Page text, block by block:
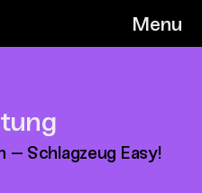
Menu
– Schlagzeug Easy!